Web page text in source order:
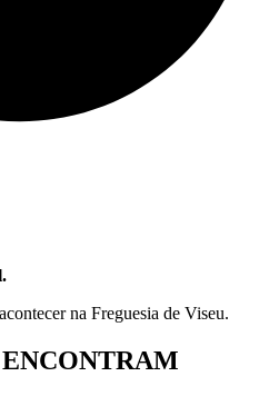
na Freguesia de Viseu.